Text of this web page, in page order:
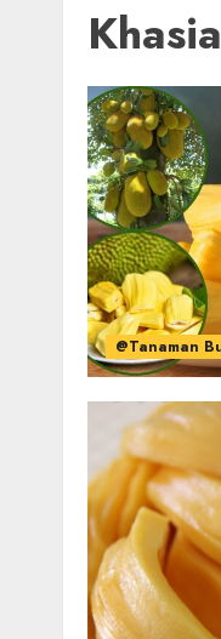
@Tanaman